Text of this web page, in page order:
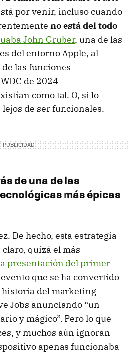
por venir, incluso cuando
no está del todo
John Gruber, una de las
del entorno Apple, al
las funciones
de 2024
como tal. O, si lo
de ser funcionales.
de una de las
más épicas
De hecho, esta estrategia
quizá el más
presentación del primer
que se ha convertido
historia del marketing
Jobs anunciando “un
y mágico”. Pero lo que
y muchos aún ignoran
apenas funcionaba